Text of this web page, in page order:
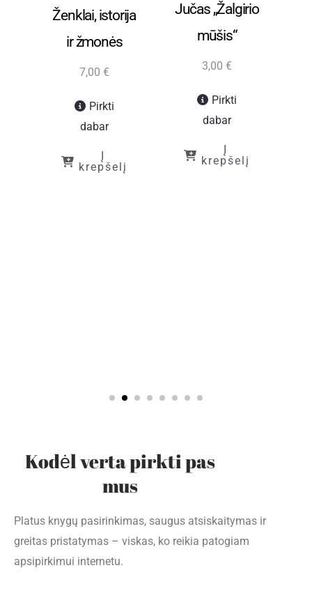
Ženklai, istorija
ir žmonės
7,00 €
Pirkti
dabar
Į
krepšelį
Jučas „Žalgirio
mūšis“
3,00 €
Pirkti
dabar
Į
krepšelį
Kodėl verta pirkti pas
mus
Platus knygų pasirinkimas, saugus atsiskaitymas ir
greitas pristatymas – viskas, ko reikia patogiam
apsipirkimui internetu.